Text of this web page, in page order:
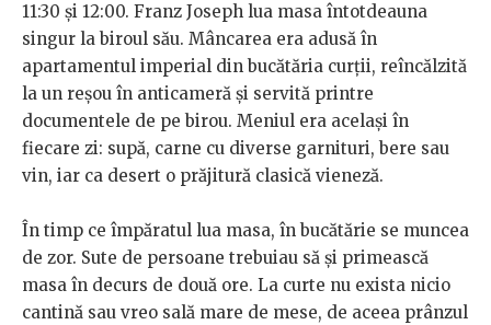
11:30 și 12:00. Franz Joseph lua masa întotdeauna
singur la biroul său. Mâncarea era adusă în
apartamentul imperial din bucătăria curții, reîncălzită
la un reșou în anticameră și servită printre
documentele de pe birou. Meniul era același în
fiecare zi: supă, carne cu diverse garnituri, bere sau
vin, iar ca desert o prăjitură clasică vieneză.
În timp ce împăratul lua masa, în bucătărie se muncea
de zor. Sute de persoane trebuiau să și primească
masa în decurs de două ore. La curte nu exista nicio
cantină sau vreo sală mare de mese, de aceea prânzul